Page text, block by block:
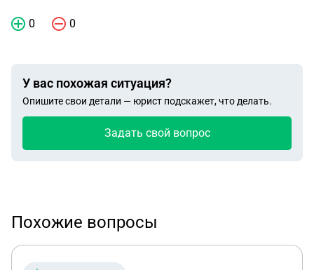
0 0
У вас похожая ситуация?
Опишите свои детали — юрист подскажет, что делать.
Задать свой вопрос
Похожие вопросы